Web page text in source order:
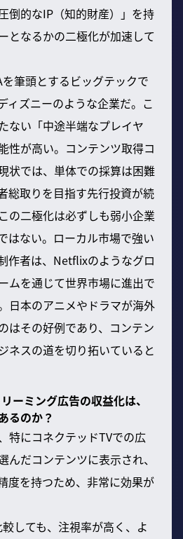
倒的なIP（知的財産）」を持
となるかの二極化が加速して
筆頭とするビッグテックで
ィズニーのような企業だ。こ
ない「中途半端なプレイヤ
性が高い。コンテンツ取得コ
状では、単体での採算は困難
総取りを目指す先行投資が続
の二極化は必ずしも弱小企業
はない。ローカル市場で強い
作者は、Netflixのようなグロ
ムを通じて世界市場に進出で
日本のアニメやドラマが海外
はその好例であり、コンテン
ネスの道を切り拓いていると
ーミング広告の収益化は、
るのか？
特にコネクテッドTVでの広
んだコンテンツに表示され、
度を持つため、非常に効果が
しても、注視率が高く、よ